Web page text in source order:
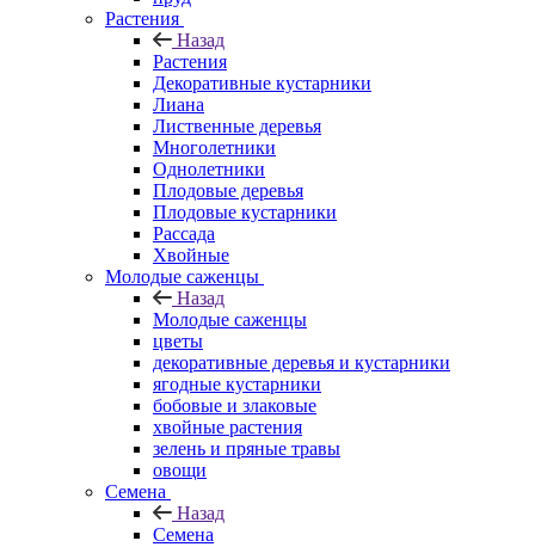
Растения
Назад
Растения
Декоративные кустарники
Лиана
Лиственные деревья
Многолетники
Однолетники
Плодовые деревья
Плодовые кустарники
Рассада
Хвойные
Молодые саженцы
Назад
Молодые саженцы
цветы
декоративные деревья и кустарники
ягодные кустарники
бобовые и злаковые
хвойные растения
зелень и пряные травы
овощи
Семена
Назад
Семена